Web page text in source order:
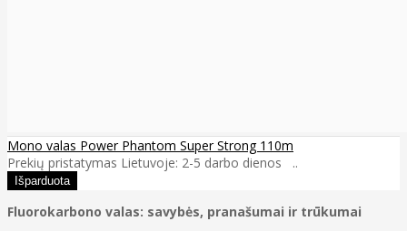
Mono valas Power Phantom Super Strong 110m
Prekių pristatymas Lietuvoje: 2-5 darbo dienos ..
Fluorokarbono valas: savybės, pranašumai ir trūkumai